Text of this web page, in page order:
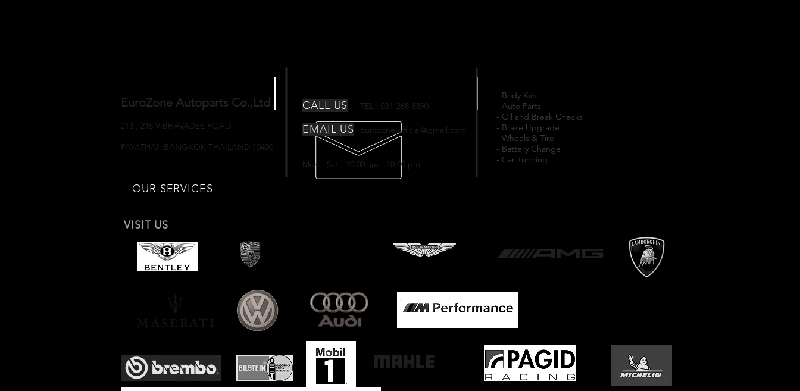
EuroZone Autoparts Co.,Ltd
213 , 215 VIBHAVADEE ROAD
PAYATHAI BANGKOK THAILAND 10400
OUR SERVICES
TEL : 081-268-8890
EMAIL US Eurozone.official@gmail.com
Mon - Sat : 10.00 am - 10.00 pm
- Body Kits
- Auto Parts
- Oil and Break Checks
- Brake Upgrade
- Wheels & Tire
- Battery Change
- Car Tunning
CALL US
VISIT US